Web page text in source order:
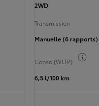
2WD
Transmission
Manuelle (6 rapports)
Conso (WLTP)
6,5 l/100 km